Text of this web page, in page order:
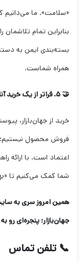
«سلامت». ما
بنابراین تمام
بسته‌بندی ایمن به
همراه شماست.
🤝 ۵. فراتر از یک خرید آنلاین
خرید از جهان‌بازار،
فروش محصول نیستیم؛
اعتماد است. با ارائه
شما کمک می‌کنیم تا
همین امروز سری به
جهان‌بازار؛ پنجره‌ای رو
📞 تلفن تماس